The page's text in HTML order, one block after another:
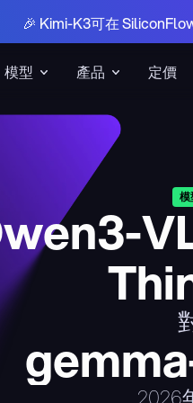
模型 產品 定價
🎉 Kimi-K3可在
模
2026